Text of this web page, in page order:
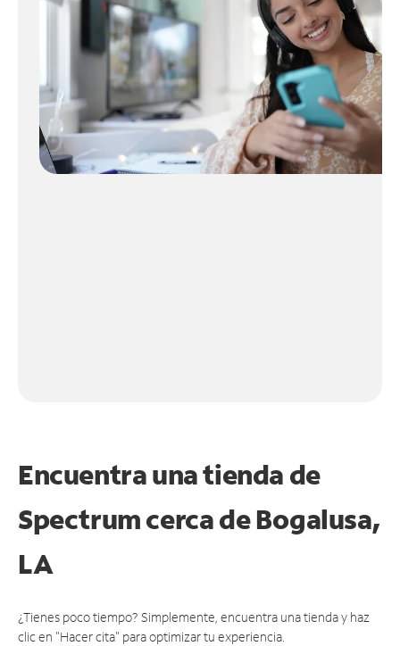
Encuentra una tienda de
Spectrumcerca de Bogalusa,
LA
¿Tienes poco tiempo? Simplemente, encuentra una tienda y haz
clic en "Hacer cita" para optimizar tu experiencia.